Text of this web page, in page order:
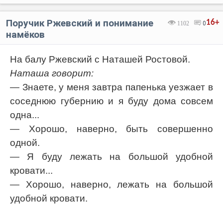
16+
1102 0
Поручик Ржевский и понимание
намёков
На балу Ржевский с Наташей Ростовой.
Наташа говорит:
— Знаете, у меня завтра папенька уезжает в
соседнюю губернию и я буду дома совсем
одна...
— Хорошо, наверно, быть совершенно
одной.
— Я буду лежать на большой удобной
кровати...
— Хорошо, наверно, лежать на большой
удобной кровати.